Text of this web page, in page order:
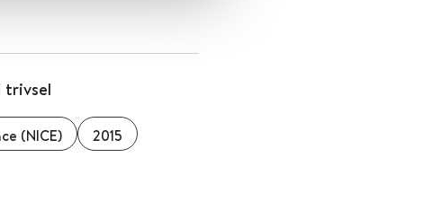
trivsel
(NICE) 2015